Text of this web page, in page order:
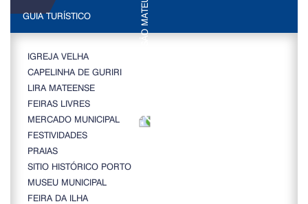
GUIA TURÍSTICO
IGREJA VELHA
CAPELINHA DE GURIRI
LIRA MATEENSE
FEIRAS LIVRES
MERCADO MUNICIPAL
FESTIVIDADES
PRAIAS
SITIO HISTÓRICO PORTO
MUSEU MUNICIPAL
FEIRA DA ILHA